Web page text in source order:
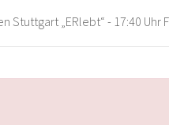
Stuttgart „ERlebt“ - 17:40 Uhr